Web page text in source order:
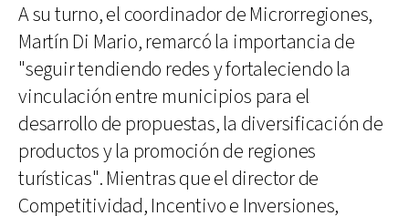
A su turno, el coordinador de Microrregiones,
Martín Di Mario, remarcó la importancia de
"seguir tendiendo redes y fortaleciendo la
vinculación entre municipios para el
desarrollo de propuestas, la diversificación de
productos y la promoción de regiones
turísticas". Mientras que el director de
Competitividad, Incentivo e Inversiones,